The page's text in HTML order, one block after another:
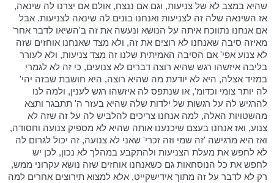
שהיא במצב לא של צניעות, וגם אם ננצח, אולם אם יצרנו לה שינאה,
אז השינאה שלה זה לצניעות ואנחנו בונים לה שינאה לצניעות. אבל
אם אנחנו נתווכח איתה על הנושא ונעשה את זה ב'השיאו לדבר אחר'
מאיזה סיבה שאנחנו לא רוצים את זה, ולא מצד שאנחנו אוחזים שזה
לא צנוע אפי' אם הסיבה האמיתית שלנו זה מצד צניעות, ולא לעורר
בליבה איזשהו רגש שהיא רוצה דברים לא צנועים, כי זה לא לגמרי
במזיד אצלה, היא לא יודעת מה שהיא רוצה, היא חושבת שבזה יהי'
לה יותר צומי וכדומ', או שנתפס לה איזשהו רגש לענין, ולמה לנו
להרגיש לה על רגשות של ילדות שלה שהיא בעזר ה' תתבגר ותצא
מהשטויות האלה, למה אנחנו צריכים להלביש לה על זה שזה לא
צנוע, ואז אנחנו בעצם שיכנענו אותה שהיא לא מספיק צנועה וחסודה,
ואז היא מרגישה 'זה שמי וזה זכרי' שאני לא צנועה, זה יכול לגרום לה
לא לחפש את מעלת הצניעות ולהתקבע במהלך לא נכון, לכן יש
לחפש את כל הנוסחאות גם כשאנחנו אוחזים שזה נושא עקרוני ממש,
רק לא לדבר על זה מתוך אידישקייט, אלא למצוא תירוצים אחרים למה